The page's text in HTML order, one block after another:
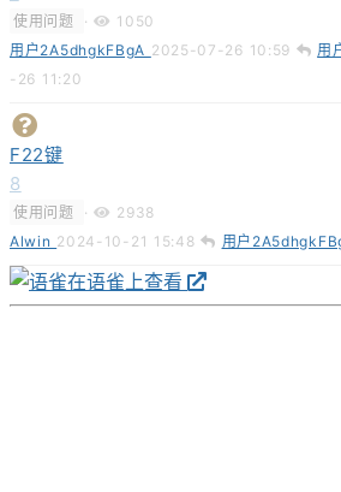
使用问题 ·
1050
用户2A5dhgkFBgA 2025-07-26 10:59 用
-26 11:20
F22键
8
使用问题 ·
2938
Alwin 2024-10-21 15:48 用户
在语雀上查看